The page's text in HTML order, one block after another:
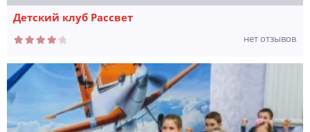
Детский клуб Рассвет
нет отзывов